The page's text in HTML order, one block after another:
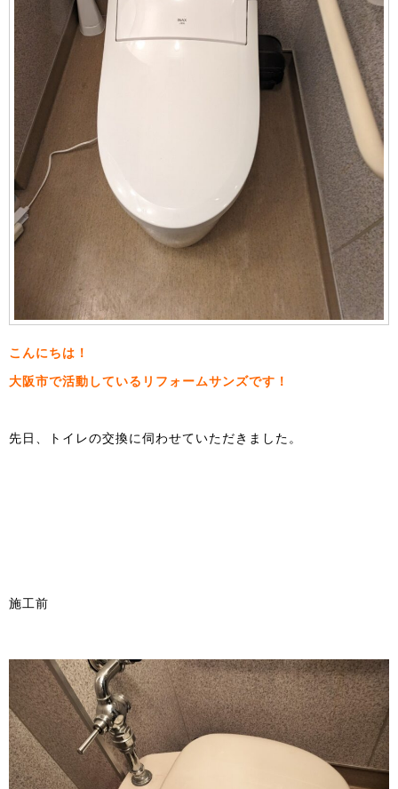
こんにちは！
大阪市で活動しているリフォームサンズです！
先日、トイレの交換に伺わせていただきました。
施工前